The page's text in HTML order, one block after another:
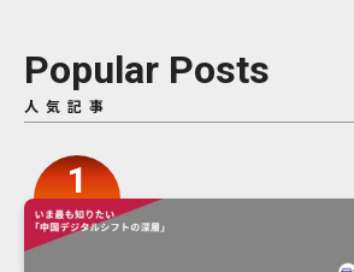
Popular Posts
人気記事